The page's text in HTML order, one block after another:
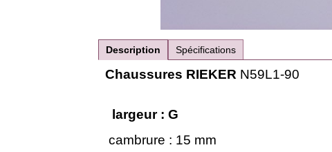
Description Spécifications
Chaussures RIEKER N59L1-90
largeur : G
cambrure : 15 mm